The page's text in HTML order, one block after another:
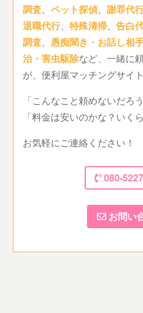
調査、ペット探偵、謝罪代
退職代行、特殊清掃、告白
調査、愚痴聞き・お話し相
治・害虫駆除など、一緒に
が、便利屋マッチングサイ
「こんなこと頼めないだろ
「料金は安いのかな？いく
お気軽にご連絡ください！
080-
お問い